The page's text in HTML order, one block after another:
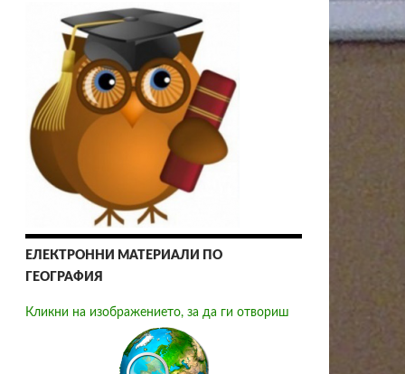
ЕЛЕКТРОННИ МАТЕРИАЛИ ПО
ГЕОГРАФИЯ
Кликни на изображението, за да ги отвориш